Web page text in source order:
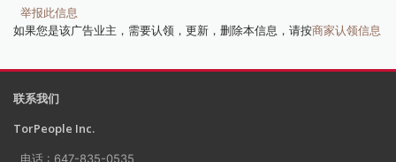
举报此信息
如果您是该广告业主，需要认领，更新，删除本信息，请按商家认领信息
联系我们
TorPeople Inc.
电话 : 647-835-0535